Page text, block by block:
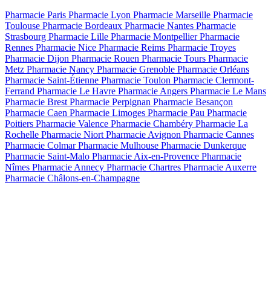
Pharmacie Paris Pharmacie Lyon Pharmacie Marseille Pharmacie
Toulouse Pharmacie Bordeaux Pharmacie Nantes Pharmacie
Strasbourg Pharmacie Lille Pharmacie MontpellierPharmacie
Rennes Pharmacie Nice Pharmacie Reims Pharmacie Troyes
Pharmacie Dijon Pharmacie Rouen Pharmacie Tours Pharmacie
Metz Pharmacie Nancy Pharmacie Grenoble Pharmacie Orléans
Pharmacie Saint-Étienne Pharmacie Toulon Pharmacie Clermont-
Ferrand Pharmacie Le Havre Pharmacie Angers Pharmacie Le Mans
Pharmacie Brest Pharmacie Perpignan Pharmacie Besançon
Pharmacie Caen Pharmacie Limoges Pharmacie Pau Pharmacie
Poitiers Pharmacie Valence Pharmacie Chambéry Pharmacie La
Rochelle Pharmacie Niort Pharmacie Avignon Pharmacie Cannes
Pharmacie ColmarPharmacie Mulhouse Pharmacie Dunkerque
Pharmacie Saint-Malo Pharmacie Aix-en-Provence Pharmacie
Nîmes Pharmacie Annecy Pharmacie Chartres Pharmacie Auxerre
Pharmacie Châlons-en-Champagne